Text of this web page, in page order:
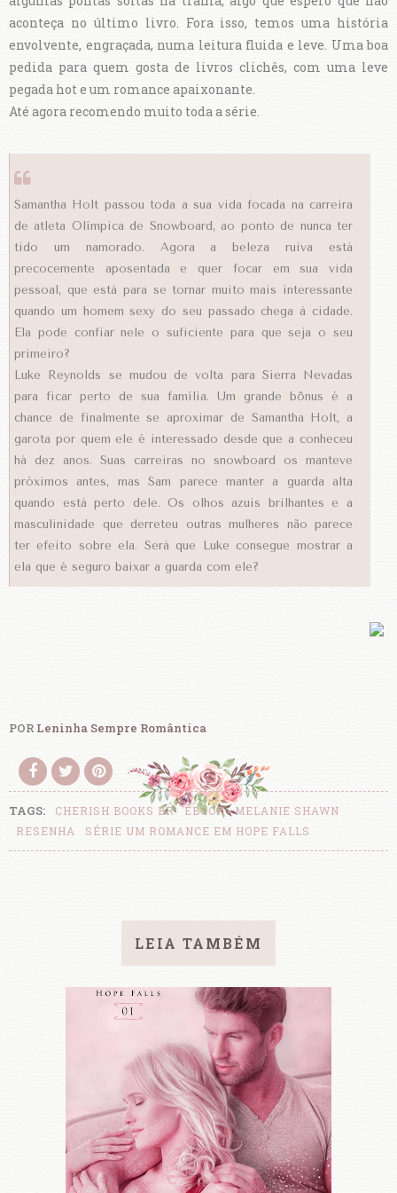
aconteça no último livro. Fora isso, temos uma história
envolvente, engraçada, numa leitura fluida e leve. Uma boa
pedida para quem gosta de livros clichês, com uma leve
pegada hot e um romance apaixonante.
Até agora recomendo muito toda a série.
Samantha Holt passou toda a sua vida focada na carreira
de atleta Olímpica de Snowboard, ao ponto de nunca ter
tido um namorado. Agora a beleza ruiva está
precocemente aposentada e quer focar em sua vida
pessoal, que está para se tornar muito mais interessante
quando um homem sexy do seu passado chega à cidade.
Ela pode confiar nele o suficiente para que seja o seu
primeiro?
Luke Reynolds se mudou de volta para Sierra Nevadas
para ficar perto de sua família. Um grande bônus é a
chance de finalmente se aproximar de Samantha Holt, a
garota por quem ele é interessado desde que a conheceu
há dez anos. Suas carreiras no snowboard os manteve
próximos antes, mas Sam parece manter a guarda alta
quando está perto dele. Os olhos azuis brilhantes e a
masculinidade que derreteu outras mulheres não parece
ter efeito sobre ela. Será que Luke consegue mostrar a
ela que é seguro baixar a guarda com ele?
POR Leninha Sempre Romântica
TAGS: CHERISH BOOKS BR EBOOK
MELANIE SHAWN
RESENHA
SÉRIE UM ROMANCE EM HOPE FALLS
LEIA TAMBÉM